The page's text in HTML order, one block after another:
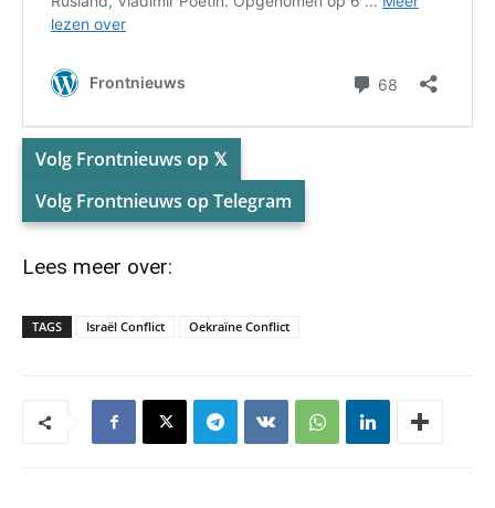
Volg Frontnieuws op 𝕏
Volg Frontnieuws op Telegram
Lees meer over:
TAGS Israël Conflict Oekraïne Conflict